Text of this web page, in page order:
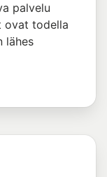
palvelu
ovat todella
lähes